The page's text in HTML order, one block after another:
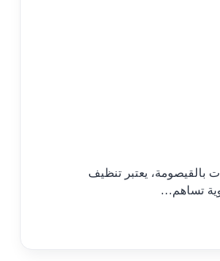
بالقيصومة، يعتبر تنظيف
تساهم…